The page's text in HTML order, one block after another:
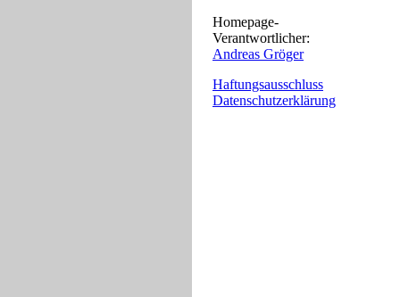
Homepage-
Verantwortlicher:
Andreas Gröger
Haftungsausschluss
Datenschutzerklärung